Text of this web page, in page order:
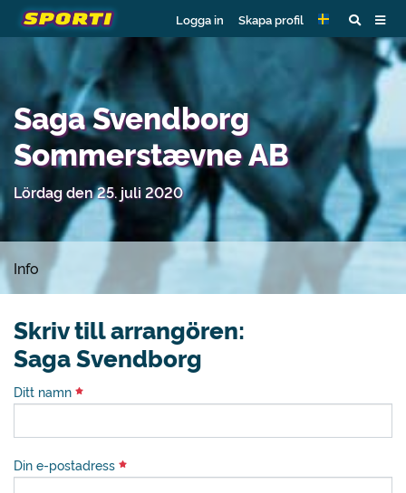
Logga in Skapa profil
Saga Svendborg
Sommerstævne AB
Lördag den 25. juli 2020
Info
Skriv till arrangören:
Saga Svendborg
Ditt namn
Din e-postadress